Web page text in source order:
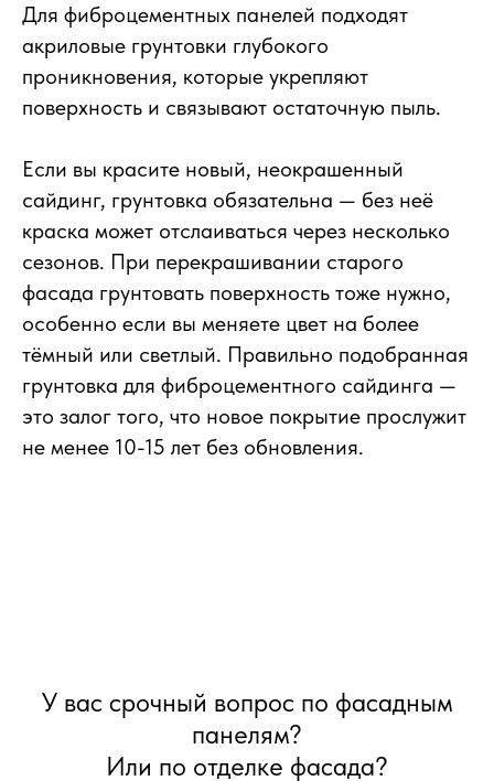
Для фиброцементных панелей подходят
акриловые грунтовки глубокого
проникновения, которые укрепляют
поверхность и связывают остаточную пыль.
Если вы красите новый, неокрашенный
сайдинг, грунтовка обязательна — без неё
краска может отслаиваться через несколько
сезонов. При перекрашивании старого
фасада грунтовать поверхность тоже нужно,
особенно если вы меняете цвет на более
тёмный или светлый. Правильно подобранная
грунтовка для фиброцементного сайдинга —
это залог того, что новое покрытие прослужит
не менее 10-15 лет без обновления.
У вас срочный вопрос по фасадным
панелям?
Или по отделке фасада?